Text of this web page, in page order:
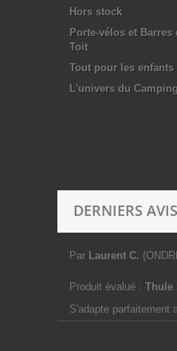
Hors stock
Porte-vélos et Barres
Toit
Tout pour les enfants
L'univers du
DERNIERS AVIS
Par Laurent C.
Produit évalué : Thule
S'adapte parfaitement